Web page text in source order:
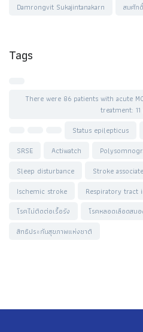
Damrongvit Sukajintanakarn
สมศัก
Tags
There were 86 patients with acute
treatment:
Status epilepticus
SRSE
Actiwatch
Sleep disturbance
Stroke
Ischemic stroke
Respiratory tract
โรคไม่ติดต่อเรื้อรัง
โรคหลอดเลือดสมอ
สิทธิประกันสุขภาพแห่งชาติ